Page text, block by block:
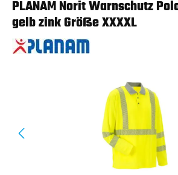
PLANAM Norit Warnschutz
gelb zink Größe XXXXL